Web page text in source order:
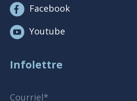
Facebook
Youtube
Infolettre